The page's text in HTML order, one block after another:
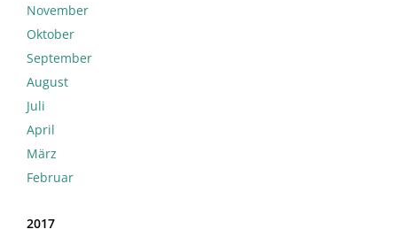
November
Oktober
September
August
Juli
April
März
Februar
2017